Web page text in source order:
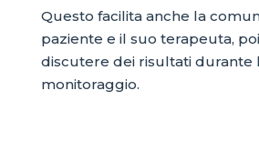
Questo facilita anche la
paziente e il suo terapeuta,
discutere dei risultati durante
monitoraggio.